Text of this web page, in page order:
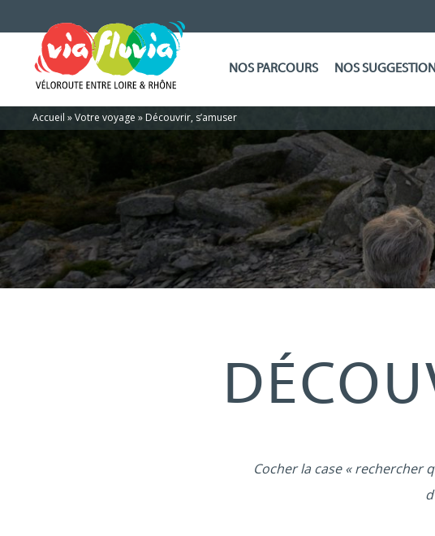
NOS PARCOURS NOS
Accueil »Votre voyage » Découvrir, s’amuser
Cocher la case « rechercher